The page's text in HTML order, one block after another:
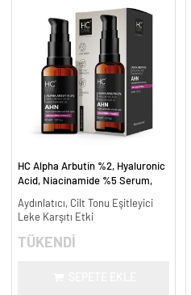
HC Alpha Arbutin %2, Hyaluronic
Acid, Niacinamide %5 Serum,
ml.
Aydınlatıcı, Cilt Tonu Eşitleyici
Leke Karşıtı Etki
TÜKENDİ